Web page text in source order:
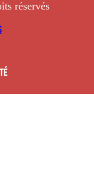
réservés